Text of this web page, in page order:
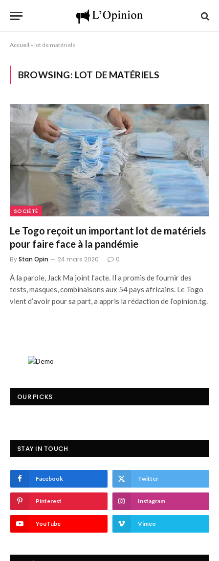
Accueil » lot de matériels
BROWSING: LOT DE MATÉRIELS
SOCIÉTÉ
Le Togo reçoit un important lot de matériels
pour faire face à la pandémie
ByStan Opin 24 mars 2020 0
À la parole, Jack Ma joint l’acte. Il a promis de fournir des
tests, masques, combinaisons aux 54 pays africains. Le Togo
vient d’avoir pour sa part, a appris la rédaction de l’opinion.tg.
OUR PICKS
STAY IN TOUCH
Facebook Twitter
Pinterest Instagram
YouTube Vimeo